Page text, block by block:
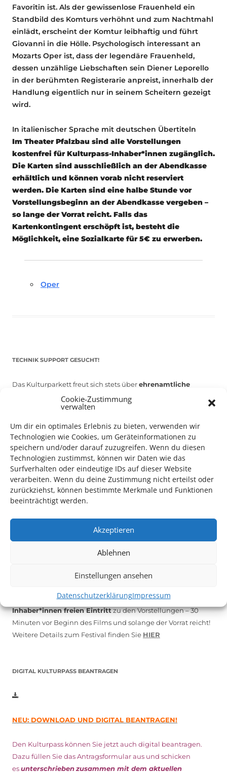
Cookie-Zustimmung
verwalten
Um dir ein optimales Erlebnis zu bieten, verwenden wir
Technologien wie Cookies, um Geräteinformationen zu
speichern und/oder darauf zuzugreifen. Wenn du diesen
Technologien zustimmst, können wir Daten wie das
Surfverhalten oder eindeutige IDs auf dieser Website
verarbeiten. Wenn du deine Zustimmung nicht erteilst oder
zurückziehst, können bestimmte Merkmale und Funktionen
beeinträchtigt werden.
Akzeptieren
Ablehnen
Einstellungen ansehen
DatenschutzerklärungImpressum
Favoritin ist. Als der gewissenlose Frauenheld ein
Standbild des Komturs verhöhnt und zum Nachtmahl
einlädt, erscheint der Komtur leibhaftig und führt
Giovanni in die Hölle. Psychologisch interessant an
Mozarts Oper ist, dass der legendäre Frauenheld,
dessen unzählige Liebschaften sein Diener Leporello
in der berühmten Registerarie anpreist, innerhalb der
Handlung eigentlich nur in seinem Scheitern gezeigt
wird.
In italienischer Sprache mit deutschen Übertiteln
Im Theater Pfalzbau sind alle Vorstellungen
kostenfrei für Kulturpass-Inhaber*innen zugänglich.
Die Karten sind ausschließlich an der Abendkasse
erhältlich und können vorab nicht reserviert
werden. Die Karten sind eine halbe Stunde vor
Vorstellungsbeginn an der Abendkasse vergeben –
so lange der Vorrat reicht. Falls das
Kartenkontingent erschöpft ist, besteht die
Möglichkeit, eine Sozialkarte für 5€ zu erwerben.
Oper
TECHNIK SUPPORT GESUCHT!
Das Kulturparkett freut sich stets überehrenamtliche
Mithilfe im Bereich Technik. Sie haben Interesse? Dann
melden Sie sich unterinfo@kulturparkett-rhein-neckar.de
*KULTURTIPP SOMMERPAUSE: FESTIVAL DES DEUTSCHEN FILMS*
Auch dieses Jahr findet wieder dasFestival des deutschen
Vom 19. August bist zum 9. Septemberhaben
Inhaber*innen freien Eintrittzu den Vorstellungen – 30
Minuten vor Beginn des Films und solange der Vorrat reicht!
Weitere Details zum Festival finden Sie HIER
DIGITAL KULTURPASS BEANTRAGEN
NEU: DOWNLOAD UND DIGITAL BEANTRAGEN!
Den Kulturpass können Sie jetzt auch digital beantragen.
Dazu füllen Sie das Antragsformular aus und schicken
esunterschriebenzusammen mit dem aktuellen